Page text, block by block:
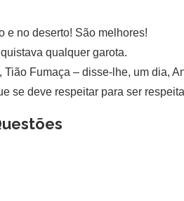
e no deserto! São melhores!
qualquer garota.
Fumaça – disse-lhe, um dia,
se deve respeitar para ser